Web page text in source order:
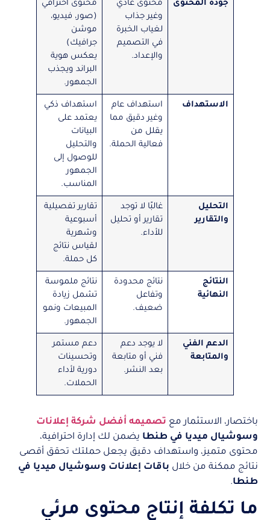
جودة المحتوى
محتوى عادي
وغير جذاب
لغياب الخبرة
في التصميم
والإعداد.
محتوى احترافي
(صور، فيديو،
موشن
جرافيك)
يعكس هوية
البراند ويجذب
الجمهور.
الاستهداف
استهداف عام
وغير دقيق مما
يقلل من
فعالية الحملة.
استهداف ذكي
يعتمد على
البيانات
والتحليل
للوصول إلى
الجمهور
المناسب.
التحليل
والتقارير
غالبًا لا توجد
تقارير أو تحليل
للأداء.
تقارير تفصيلية
أسبوعية
وشهرية
لقياس نتائج
كل حملة.
النتائج
النهائية
نتائج محدودة
وتفاعل
ضعيف.
نتائج ملموسة
تشمل زيادة
المبيعات ونمو
الجمهور.
الدعم الفني
والمتابعة
لا يوجد دعم
فني أو متابعة
بعد النشر.
دعم مستمر
وتحسينات
دورية لأداء
الحملات.
باختصار، الاستثمار مع تصميمه أفضل شركة إعلانات
وسوشيال ميديا في طنطا يضمن لك إدارة احترافية،
محتوى متميز، واستهداف دقيق يجعل حملتك تحقق أقصى
نتائج ممكنة من خلال باقات إعلانات وسوشيال ميديا في
طنطا.
ما تكلفة إنتاج محتوى مرئي